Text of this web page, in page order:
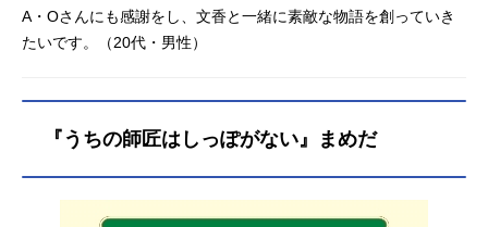
A・Oさんにも感謝をし、文香と一緒に素敵な物語を創っていき
たいです。（20代・男性）
『うちの師匠はしっぽがない』まめだ